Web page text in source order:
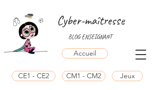
Cyber-maîtresse
BLOG ENSEIGNANT
Accueil
CE1 - CE2 CM1 - CM2 Jeux